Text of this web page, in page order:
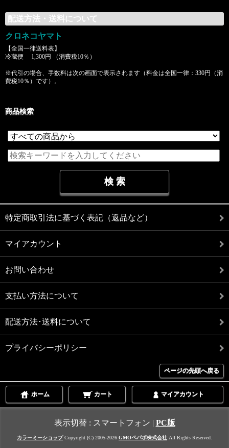
配送方法・送料について
クロネコヤマト
【全国一律送料表】
冷蔵便 1,300円 （消費税10％）
※代引の場合、手数料は次の画面で表示されます（料金は全国一律：330円（消
費税10％）です）。
商品検索
特定商取引法に基づく表記（返品など）
マイアカウント
お問い合わせ
支払い方法について
配送方法･送料について
プライバシーポリシー
ページの先頭へ戻る
ホーム カート マイアカウント
表示切替 : スマートフォン | PC版
カラーミーショップCopyright (C) 2005-2026 GMOペパボ株式会社 All Rights Reserved.